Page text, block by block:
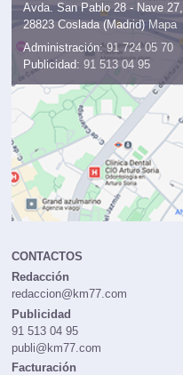
Avda. San Pablo 28 - Nave 27,
28823 Coslada (Madrid) Mapa
Administración: 91 724 05 70
Publicidad: 91 513 04 95
CONTACTOS
Redacción
redaccion@km77.com
Publicidad
91 513 04 95
publi@km77.com
Facturación